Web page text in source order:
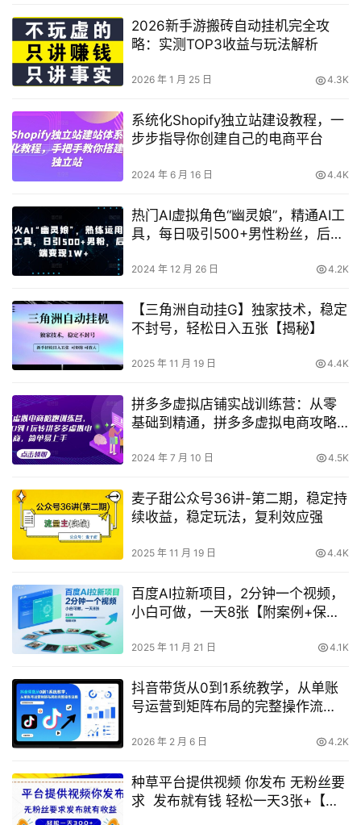
2026新手游搬砖自动挂机完全攻
略：实测TOP3收益与玩法解析
2026 年 1 月 25 日 4.3K
系统化Shopify独立站建设教程，一
步步指导你创建自己的电商平台
2024 年 6 月 16 日 4.4K
热门AI虚拟角色“幽灵娘”，精通AI工
具，每日吸引500+男性粉丝，后端
2024 年 12 月 26 日 4.2K
【三角洲自动挂G】独家技术，稳定
不封号，轻松日入五张【揭秘】
2025 年 11 月 19 日 4.4K
拼多多虚拟店铺实战训练营：从零
基础到精通，拼多多虚拟电商攻略
2024 年 7 月 10 日 4.5K
麦子甜公众号36讲-第二期，稳定持
续收益，稳定玩法，复利效应强
2025 年 11 月 19 日 4.4K
百度AI拉新项目，2分钟一个视频，
小白可做，一天8张【附案例+保姆
2025 年 11 月 21 日 4.1K
抖音带货从0到1系统教学，从单账
号运营到矩阵布局的完整操作流
2026 年 2 月 6 日 4.2K
种草平台提供视频 你发布 无粉丝要
求 发布就有钱 轻松一天3张+【揭